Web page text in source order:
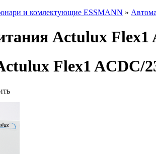
и комлектующие ESSMANN »
Actulux Flex1
Flex1 ACDC/